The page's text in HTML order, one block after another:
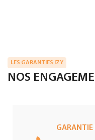
LES GARANTIES IZY
NOS
GARANTIE